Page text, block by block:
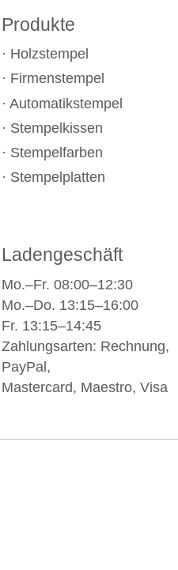
Produkte
Holzstempel
Firmenstempel
Automatikstempel
Stempelkissen
Stempelfarben
Stempelplatten
Ladengeschäft
Mo.–Fr. 08:00–12:30
Mo.–Do. 13:15–16:00
Fr. 13:15–14:45
Zahlungsarten: Rechnung,
PayPal,
Mastercard, Maestro, Visa